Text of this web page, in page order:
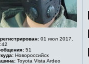
01 июл 2017,
51
Новороссийск
Toyota Vista Ardeo